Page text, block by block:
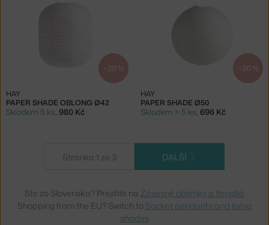
−20 %
PAPER SHADE OBLONG Ø42
HAY
Skladem 5 ks, 980 Kč
−20 %
PAPER SHADE Ø50
HAY
Skladem > 5 ks, 696 Kč
Stránka 1 ze 3 DALŠÍ
Ste zo Slovenska? Prejdite na Závesné objímky a tienidlá
Shopping from the EU? Switch to Socket pendants and lamp
shades